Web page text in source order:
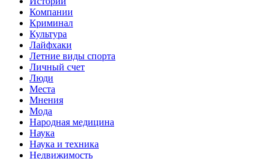
Компании
Криминал
Культура
Лайфхаки
Летние виды спорта
Личный счет
Люди
Места
Мнения
Мода
Народная медицина
Наука
Наука и техника
Недвижимость